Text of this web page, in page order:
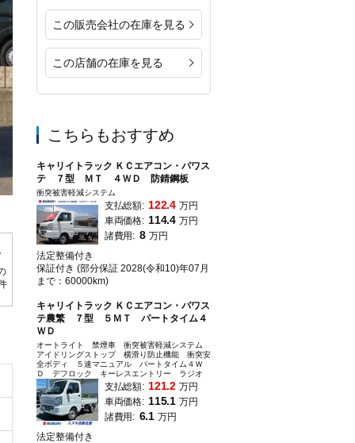
弊社は西日本８拠点の広域ネットワーク。豊富な在庫からお客様にピッタリ
で、安心してお買い求めください（＾＿＾）
この販売会社の在庫を見る
この店舗の在庫を見る
こちらもおすすめ
キャリイトラック ＫＣエアコン・パワス
テ ７型 ＭＴ ４ＷＤ 防錆鋼板
衝突被害軽減システム
支払総額: 122.4 万円
車両価格: 114.4 万円
諸費用: 8 万円
法定整備付き
保証付き (部分保証 2028(令和10)年07月
まで：60000km)
キャリイトラック ＫＣエアコン・パワス
テ農繁 ７型 ５ＭＴ パートタイム４
ＷＤ
オートライト 禁煙車 衝突被害軽減システム
アイドリングストップ 横滑り防止機能 衝突安
全ボディ ５速マニュアル パートタイム４Ｗ
Ｄ デフロック キーレスエントリー ラジオ
支払総額: 121.2 万円
車両価格: 115.1 万円
諸費用: 6.1 万円
法定整備付き